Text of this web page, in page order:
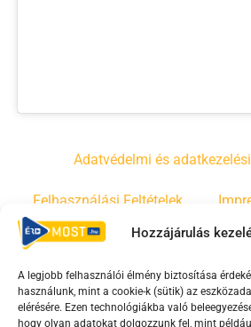
Hozzájárulás
A legjobb felhasználói élmény biztosítása
használunk, mint a cookie-k (sütik) az
elérésére. Ezen technológiákba való
hogy olyan adatokat dolgozzunk fel, mint
Adatvédelmi és
Felhasználási Feltételek
Irányelvek Moderálási
F
Y
T